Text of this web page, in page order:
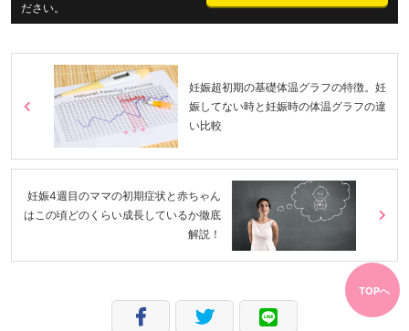
ださい。
妊娠超初期の基礎体温グラフの特徴。妊
娠してない時と妊娠時の体温グラフの違
い比較
妊娠4週目のママの初期症状と赤ちゃん
はこの頃どのくらい成長しているか徹底
解説！
TOPへ